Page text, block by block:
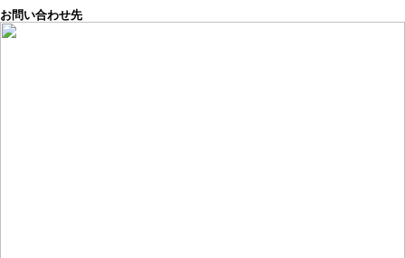
お問い合わせ先